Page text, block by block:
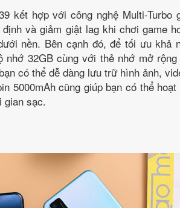
kết hợp với công nghệ Multi-Turbo
và giảm giật lag khi chơi game
nền. Bên cạnh đó, để tối ưu khả
32GB cùng với thẻ nhớ mở
có thể dễ dàng lưu trữ hình ảnh,
5000mAh cũng giúp bạn có thể
gian sạc.